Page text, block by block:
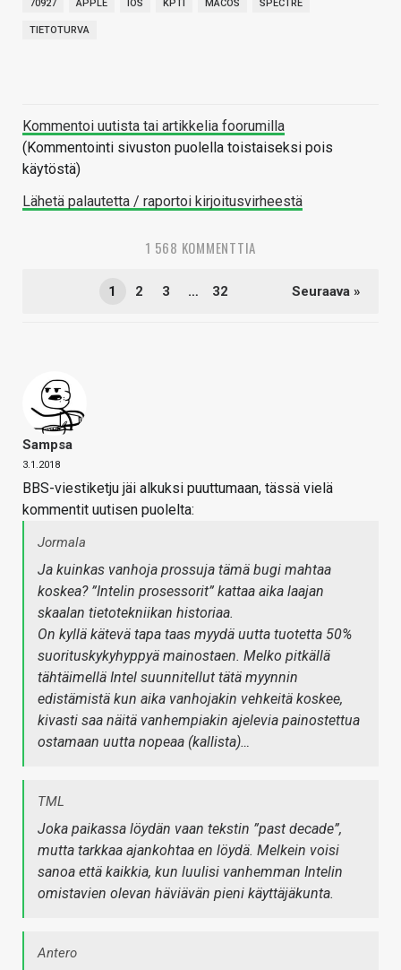
70927 APPLE IOS KPTI MACOS SPECTRE
TIETOTURVA
Kommentoi uutista tai artikkelia foorumilla
(Kommentointi sivuston puolella toistaiseksi pois
käytöstä)
Lähetä palautetta / raportoi kirjoitusvirheestä
1 568 KOMMENTTIA
1 2 3 … 32 Seuraava »
Sampsa
3.1.2018
BBS-viestiketju jäi alkuksi puuttumaan, tässä vielä
kommentit uutisen puolelta:
Jormala
Ja kuinkas vanhoja prossuja tämä bugi mahtaa
koskea? ”Intelin prosessorit” kattaa aika laajan
skaalan tietotekniikan historiaa.
On kyllä kätevä tapa taas myydä uutta tuotetta 50%
suorituskykyhyppyä mainostaen. Melko pitkällä
tähtäimellä Intel suunnitellut tätä myynnin
edistämistä kun aika vanhojakin vehkeitä koskee,
kivasti saa näitä vanhempiakin ajelevia painostettua
ostamaan uutta nopeaa (kallista)…
TML
Joka paikassa löydän vaan tekstin ”past decade”,
mutta tarkkaa ajankohtaa en löydä. Melkein voisi
sanoa että kaikkia, kun luulisi vanhemman Intelin
omistavien olevan häviävän pieni käyttäjäkunta.
Antero